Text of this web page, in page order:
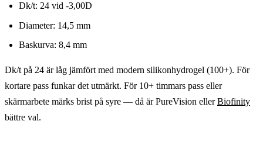
Dk/t: 24 vid -3,00D
Diameter: 14,5 mm
Baskurva: 8,4 mm
Dk/t på 24 är låg jämfört med modern silikonhydrogel (100+). För
kortare pass funkar det utmärkt. För 10+ timmars pass eller
skärmarbete märks brist på syre — då är PureVision ellerBiofinity
bättre val.